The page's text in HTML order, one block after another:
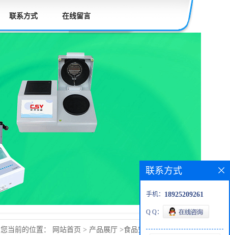
联系方式 在线留言
您当前的位置： 网站首页 > 产品展厅 >食品安全快筛试剂盒
联系方式
手机： 18925209261
Q Q：